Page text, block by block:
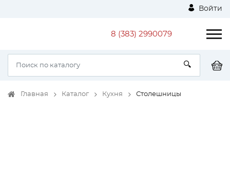
Войти
8 (383) 2990079
Главная Каталог Кухня Столешницы